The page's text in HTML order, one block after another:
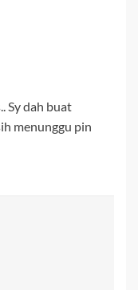
Sy dah buat
menunggu pin